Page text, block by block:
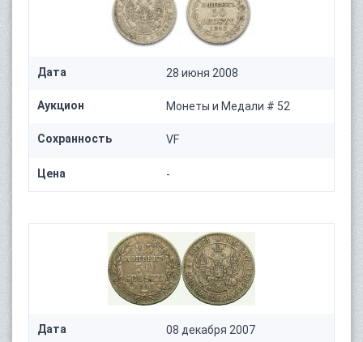
Дата 28 июня 2008
Аукцион Монеты и Медали # 52
Сохранность VF
Цена -
Дата 08 декабря 2007